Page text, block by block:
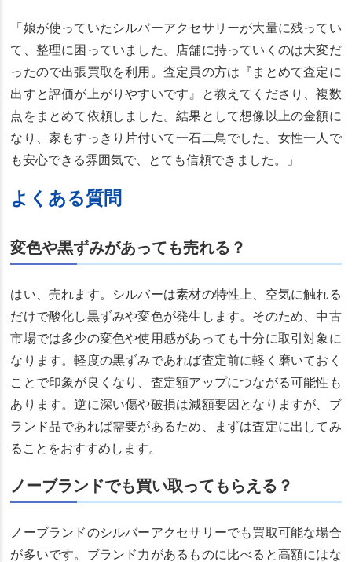
「娘が使っていたシルバーアクセサリーが大量に残ってい
て、整理に困っていました。店舗に持っていくのは大変だ
ったので出張買取を利用。査定員の方は『まとめて査定に
出すと評価が上がりやすいです』と教えてくださり、複数
点をまとめて依頼しました。結果として想像以上の金額に
なり、家もすっきり片付いて一石二鳥でした。女性一人で
も安心できる雰囲気で、とても信頼できました。」
よくある質問
変色や黒ずみがあっても売れる？
はい、売れます。シルバーは素材の特性上、空気に触れる
だけで酸化し黒ずみや変色が発生します。そのため、中古
市場では多少の変色や使用感があっても十分に取引対象に
なります。軽度の黒ずみであれば査定前に軽く磨いておく
ことで印象が良くなり、査定額アップにつながる可能性も
あります。逆に深い傷や破損は減額要因となりますが、ブ
ランド品であれば需要があるため、まずは査定に出してみ
ることをおすすめします。
ノーブランドでも買い取ってもらえる？
ノーブランドのシルバーアクセサリーでも買取可能な場合
が多いです。ブランド力があるものに比べると高額にはな